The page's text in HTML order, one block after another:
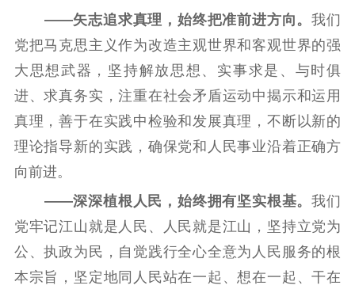
——矢志追求真理，始终把准前进方向。我们
党把马克思主义作为改造主观世界和客观世界的强
大思想武器，坚持解放思想、实事求是、与时俱
进、求真务实，注重在社会矛盾运动中揭示和运用
真理，善于在实践中检验和发展真理，不断以新的
理论指导新的实践，确保党和人民事业沿着正确方
向前进。
——深深植根人民，始终拥有坚实根基。我们
党牢记江山就是人民、人民就是江山，坚持立党为
公、执政为民，自觉践行全心全意为人民服务的根
本宗旨，坚定地同人民站在一起、想在一起、干在